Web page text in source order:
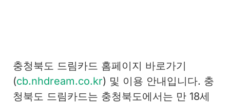
충청북도 드림카드 홈페이지 바로가기
(cb.nhdream.co.kr) 및 이용 안내입니다. 충
청북도 드림카드는 충청북도에서는 만 18세